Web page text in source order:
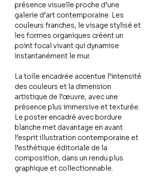
présence visuelle proche d’une
galerie d’art contemporaine. Les
couleurs franches, le visage stylisé et
les formes organiques créent un
point focal vivant qui dynamise
instantanément le mur.
La toile encadrée accentue l’intensité
des couleurs et la dimension
artistique de l’œuvre, avec une
présence plus immersive et texturée.
Le poster encadré avec bordure
blanche met davantage en avant
l’esprit illustration contemporaine et
l’esthétique éditoriale de la
composition, dans un rendu plus
graphique et collectionnable.